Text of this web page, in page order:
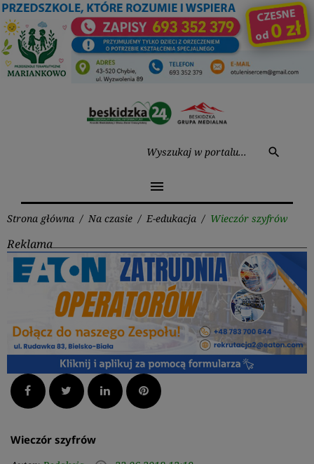
Przejdź
do
treści
search
menu
Strona główna / Na czasie / E-edukacja / Wieczór szyfrów
Reklama
Facebook Twitter LinkedInPinterest
Wieczór szyfrów